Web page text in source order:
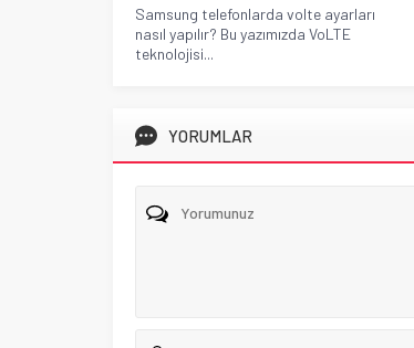
Samsung telefonlarda volte ayarları
nasıl yapılır? Bu yazımızda VoLTE
teknolojisi...
YORUMLAR